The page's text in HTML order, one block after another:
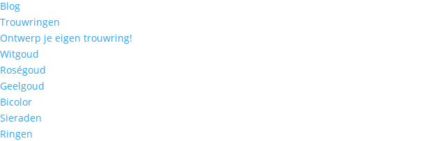
Blog
Trouwringen
Ontwerp je eigen trouwring!
Witgoud
Roségoud
Geelgoud
Bicolor
Sieraden
Ringen